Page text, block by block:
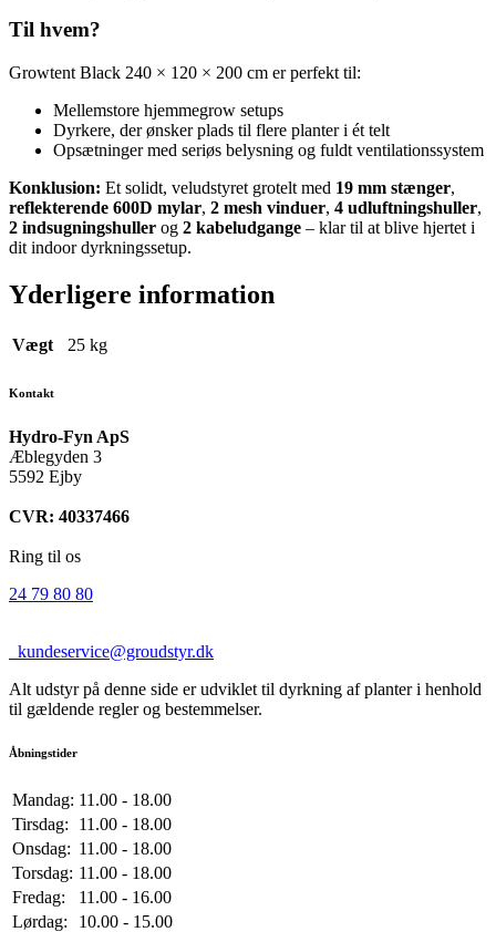
Til hvem?
Growtent Black 240 × 120 × 200 cm er perfekt til:
Mellemstore hjemmegrow setups
Dyrkere, der ønsker plads til flere planter i ét telt
Opsætninger med seriøs belysning og fuldt ventilationssystem
Konklusion: Et solidt, veludstyret grotelt med 19 mm stænger,
reflekterende 600D mylar, 2 mesh vinduer, 4 udluftningshuller,
2 indsugningshuller og 2 kabeludgange – klar til at blive hjertet i
dit indoor dyrkningssetup.
Yderligere information
Vægt 25 kg
Kontakt
Hydro-Fyn ApS
Æblegyden 3
5592 Ejby
CVR: 40337466
Ring til os
24 79 80 80
kundeservice@groudstyr.dk
Alt udstyr på denne side er udviklet til dyrkning af planter i henhold
til gældende regler og bestemmelser.
Åbningstider
Mandag: 11.00 - 18.00
Tirsdag:
11.00 - 18.00
Onsdag: 11.00 - 18.00
Torsdag: 11.00 - 18.00
Fredag:
11.00 - 16.00
Lørdag:
10.00 - 15.00